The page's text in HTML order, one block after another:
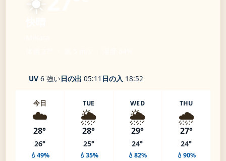
UV 6 強い日の出 05:11 日の入 18:52
今日
☁️
28°
26°
💧49%
TUE
🌦️
28°
25°
💧35%
WED
🌦️
29°
24°
💧82%
THU
🌧️
27°
24°
💧90%